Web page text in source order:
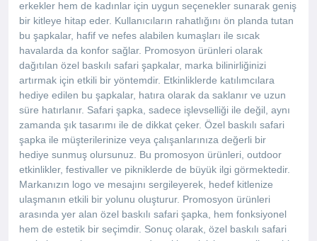
erkekler hem de kadınlar için uygun seçenekler sunarak geniş
bir kitleye hitap eder. Kullanıcıların rahatlığını ön planda tutan
bu şapkalar, hafif ve nefes alabilen kumaşları ile sıcak
havalarda da konfor sağlar. Promosyon ürünleri olarak
dağıtılan özel baskılı safari şapkalar, marka bilinirliğinizi
artırmak için etkili bir yöntemdir. Etkinliklerde katılımcılara
hediye edilen bu şapkalar, hatıra olarak da saklanır ve uzun
süre hatırlanır. Safari şapka, sadece işlevselliği ile değil, aynı
zamanda şık tasarımı ile de dikkat çeker. Özel baskılı safari
şapka ile müşterilerinize veya çalışanlarınıza değerli bir
hediye sunmuş olursunuz. Bu promosyon ürünleri, outdoor
etkinlikler, festivaller ve pikniklerde de büyük ilgi görmektedir.
Markanızın logo ve mesajını sergileyerek, hedef kitlenize
ulaşmanın etkili bir yolunu oluşturur. Promosyon ürünleri
arasında yer alan özel baskılı safari şapka, hem fonksiyonel
hem de estetik bir seçimdir. Sonuç olarak, özel baskılı safari